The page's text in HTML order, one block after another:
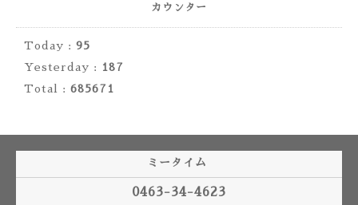
カウンター
Today : 95
Yesterday :
187
Total : 685671
ミータイム
0463-34-4623